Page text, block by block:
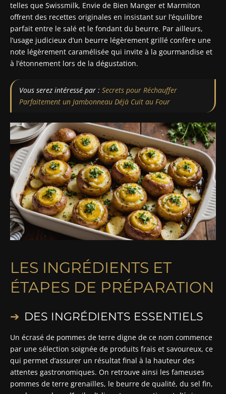
telles que Swissmilk, Envie de Bien Manger et Marmiton
offrent des recettes originales en insistant sur l’équilibre
parfait entre le salé et le fondant du beurre. Par ailleurs,
l’usage judicieux d’un beurre légèrement grillé confère une
note légèrement caramélisée qui invite à la gourmandise et
à l’étonnement lors de la dégustation.
Vous serez intéressé par : Secrets pour Réchauffer
Parfaitement un Jambonneau Déjà Cuit au Four
LES INGRÉDIENTS ET
ÉTAPES DE PRÉPARATION
DES INGRÉDIENTS ESSENTIELS
Un écrasé de pommes de terre digne de ce nom commence
par une sélection soignée de produits frais et savoureux, ce
qui permet d’assurer un résultat final à la hauteur des
attentes gastronomiques. On retrouve ainsi les fameuses
pommes de terre grenailles, le beurre de qualité, du sel fin,